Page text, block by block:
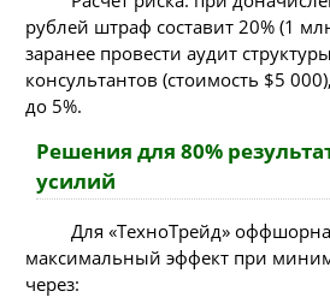
рублей штраф составит 20% (1
заранее провести аудит
консультантов (стоимость $5
до 5%.
Решения для 80%
усилий
Для «ТехноТрейд»
максимальный эффект при
через: